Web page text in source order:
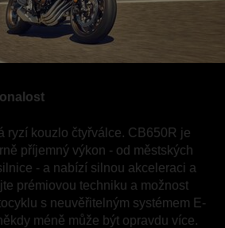
ryzí kouzlo čtyřválce. CB650R je
příjemný výkon - od městských
- a nabízí silnou akceleraci a
prémiovou techniku a možnost
s neuvěřitelným systémem E-
méně může být opravdu více.